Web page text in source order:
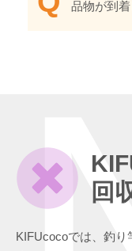
品物が到
回
KIFUcocoでは、釣り